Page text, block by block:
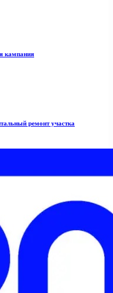
кампания
ремонт участка